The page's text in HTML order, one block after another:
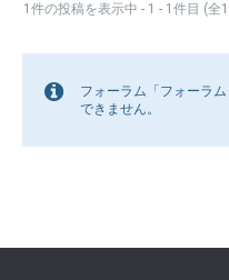
1件の投稿を表示中 - 1 - 1件目 (全
フォーラム「フォーラ
できません。